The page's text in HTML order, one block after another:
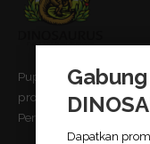
Pupuk Bio-Organik
produktivitas pertanian
Pertanian Republik
Dapatkan